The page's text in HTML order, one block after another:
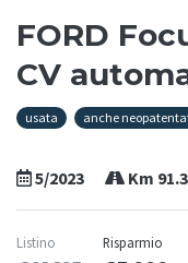
FORD
CV
usata anche
5/2023 Km
Listino Risparmio